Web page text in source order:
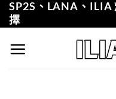
Skip
to
content
SP2S、LANA、ILIA
擇